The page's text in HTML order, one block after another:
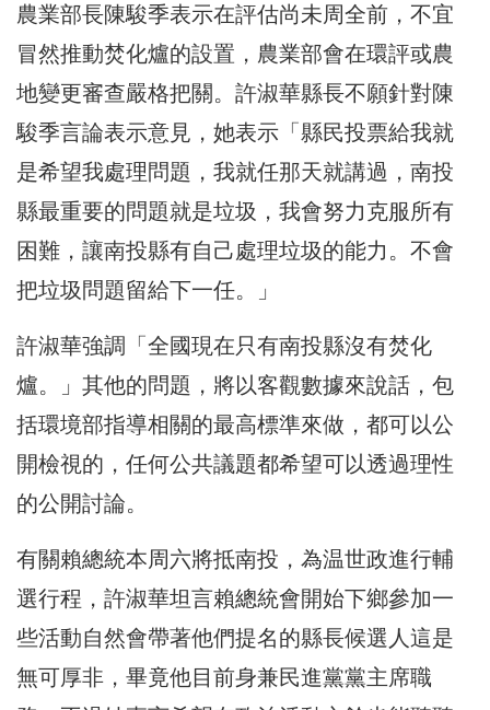
農業部長陳駿季表示在評估尚未周全前，不宜
冒然推動焚化爐的設置，農業部會在環評或農
地變更審查嚴格把關。許淑華縣長不願針對陳
駿季言論表示意見，她表示「縣民投票給我就
是希望我處理問題，我就任那天就講過，南投
縣最重要的問題就是垃圾，我會努力克服所有
困難，讓南投縣有自己處理垃圾的能力。不會
把垃圾問題留給下一任。」
許淑華強調「全國現在只有南投縣沒有焚化
爐。」其他的問題，將以客觀數據來說話，包
括環境部指導相關的最高標準來做，都可以公
開檢視的，任何公共議題都希望可以透過理性
的公開討論。
有關賴總統本周六將抵南投，為温世政進行輔
選行程，許淑華坦言賴總統會開始下鄉參加一
些活動自然會帶著他們提名的縣長候選人這是
無可厚非，畢竟他目前身兼民進黨黨主席職